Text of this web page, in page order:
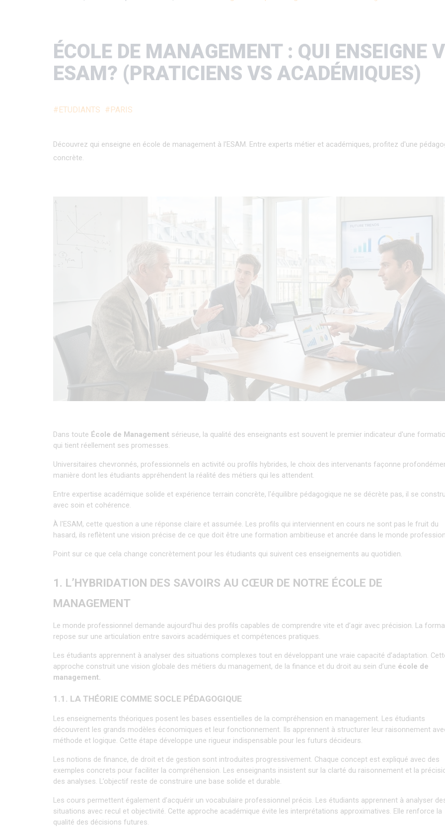
ÉCOLE DE MANAGEMENT : QUI ENSEIGNE
ESAM? (PRATICIENS VS ACADÉMIQUES)
#ETUDIANTS #PARIS
Découvrez qui enseigne en école de management à l'ESAM. Entre experts métier et académiques, profitez d'une
concrète.
Dans toute École de Management sérieuse, la qualité des enseignants est souvent le premier indicateur d'une
qui tient réellement ses promesses.
Universitaires chevronnés, professionnels en activité ou profils hybrides, le choix des intervenants façonne
manière dont les étudiants appréhendent la réalité des métiers qui les attendent.
Entre expertise académique solide et expérience terrain concrète, l'équilibre pédagogique ne se décrète pas, il se
avec soin et cohérence.
À l'ESAM, cette question a une réponse claire et assumée. Les profils qui interviennent en cours ne sont pas le fruit du
hasard, ils reflètent une vision précise de ce que doit être une formation ambitieuse et ancrée dans le monde
Point sur ce que cela change concrètement pour les étudiants qui suivent ces enseignements au quotidien.
1. L’HYBRIDATION DES SAVOIRS AU CŒUR DE NOTRE ÉCOLE DE
MANAGEMENT
Le monde professionnel demande aujourd’hui des profils capables de comprendre vite et d’agir avec précision. La
repose sur une articulation entre savoirs académiques et compétences pratiques.
Les étudiants apprennent à analyser des situations complexes tout en développant une vraie capacité d’adaptation.
approche construit une vision globale des métiers du management, de la finance et du droit au sein d’une école de
management.
1.1. LA THÉORIE COMME SOCLE PÉDAGOGIQUE
Les enseignements théoriques posent les bases essentielles de la compréhension en management. Les étudiants
découvrent les grands modèles économiques et leur fonctionnement. Ils apprennent à structurer leur raisonnement
méthode et logique. Cette étape développe une rigueur indispensable pour les futurs décideurs.
Les notions de finance, de droit et de gestion sont introduites progressivement. Chaque concept est expliqué avec des
exemples concrets pour faciliter la compréhension. Les enseignants insistent sur la clarté du raisonnement et la
des analyses. L’objectif reste de construire une base solide et durable.
Les cours permettent également d’acquérir un vocabulaire professionnel précis. Les étudiants apprennent à analyser
situations avec recul et objectivité. Cette approche académique évite les interprétations approximatives. Elle renforce la
qualité des décisions futures.